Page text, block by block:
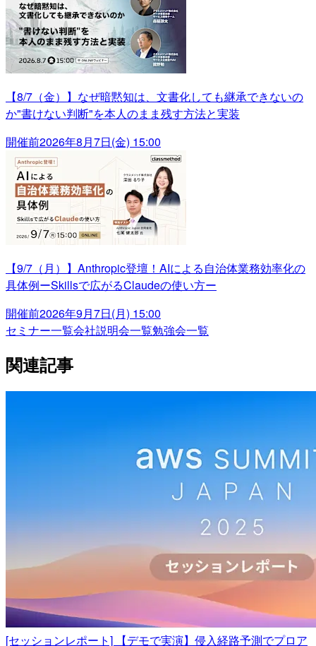
【8/7（金）】なぜ暗黙知は、文書化しても継承できないの
か"書けない判断"を本人のまま残す方法と実装
開催前2026年8月7日(金) 15:00
【9/7（月）】Anthropic登壇！AIによる自治体業務効率化の
具体例ーSkillsで広がるClaudeの使い方ー
開催前2026年9月7日(月) 15:00
セミナー一覧会社説明会一覧勉強会一覧
関連記事
[セッションレポート] 【デモで実演】侵入経路予測でプロア